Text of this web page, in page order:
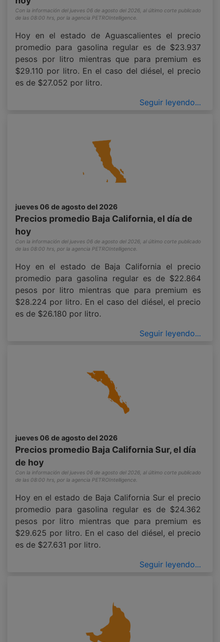
Con la información del jueves 06 de agosto del 2026, al último corte publicado
de las 08:00 hrs, por la agencia PETROIntelligence.
Hoy en el estado de Aguascalientes el precio
promedio para gasolina regular es de $23.937
pesos por litro mientras que para premium es
$29.110 por litro. En el caso del diésel, el precio
es de $27.052 por litro.
Seguir leyendo...
jueves 06 de agosto del 2026
Precios promedio Baja California, el día de
hoy
Con la información del jueves 06 de agosto del 2026, al último corte publicado
de las 08:00 hrs, por la agencia PETROIntelligence.
Hoy en el estado de Baja California el precio
promedio para gasolina regular es de $22.864
pesos por litro mientras que para premium es
$28.224 por litro. En el caso del diésel, el precio
es de $26.180 por litro.
Seguir leyendo...
jueves 06 de agosto del 2026
Precios promedio Baja California Sur, el día
de hoy
Con la información del jueves 06 de agosto del 2026, al último corte publicado
de las 08:00 hrs, por la agencia PETROIntelligence.
Hoy en el estado de Baja California Sur el precio
promedio para gasolina regular es de $24.362
pesos por litro mientras que para premium es
$29.625 por litro. En el caso del diésel, el precio
es de $27.631 por litro.
Seguir leyendo...